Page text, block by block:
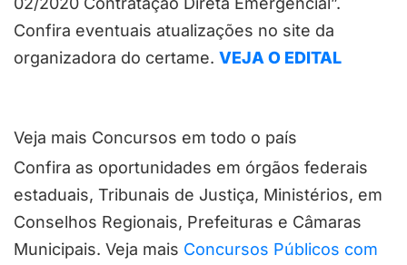
Confira eventuais atualizações no site da
organizadora do certame. VEJA O EDITAL
Veja mais Concursos em todo o país
Confira as oportunidades em órgãos federais
estaduais, Tribunais de Justiça, Ministérios, em
Conselhos Regionais, Prefeituras e Câmaras
Municipais. Veja mais Concursos Públicos com